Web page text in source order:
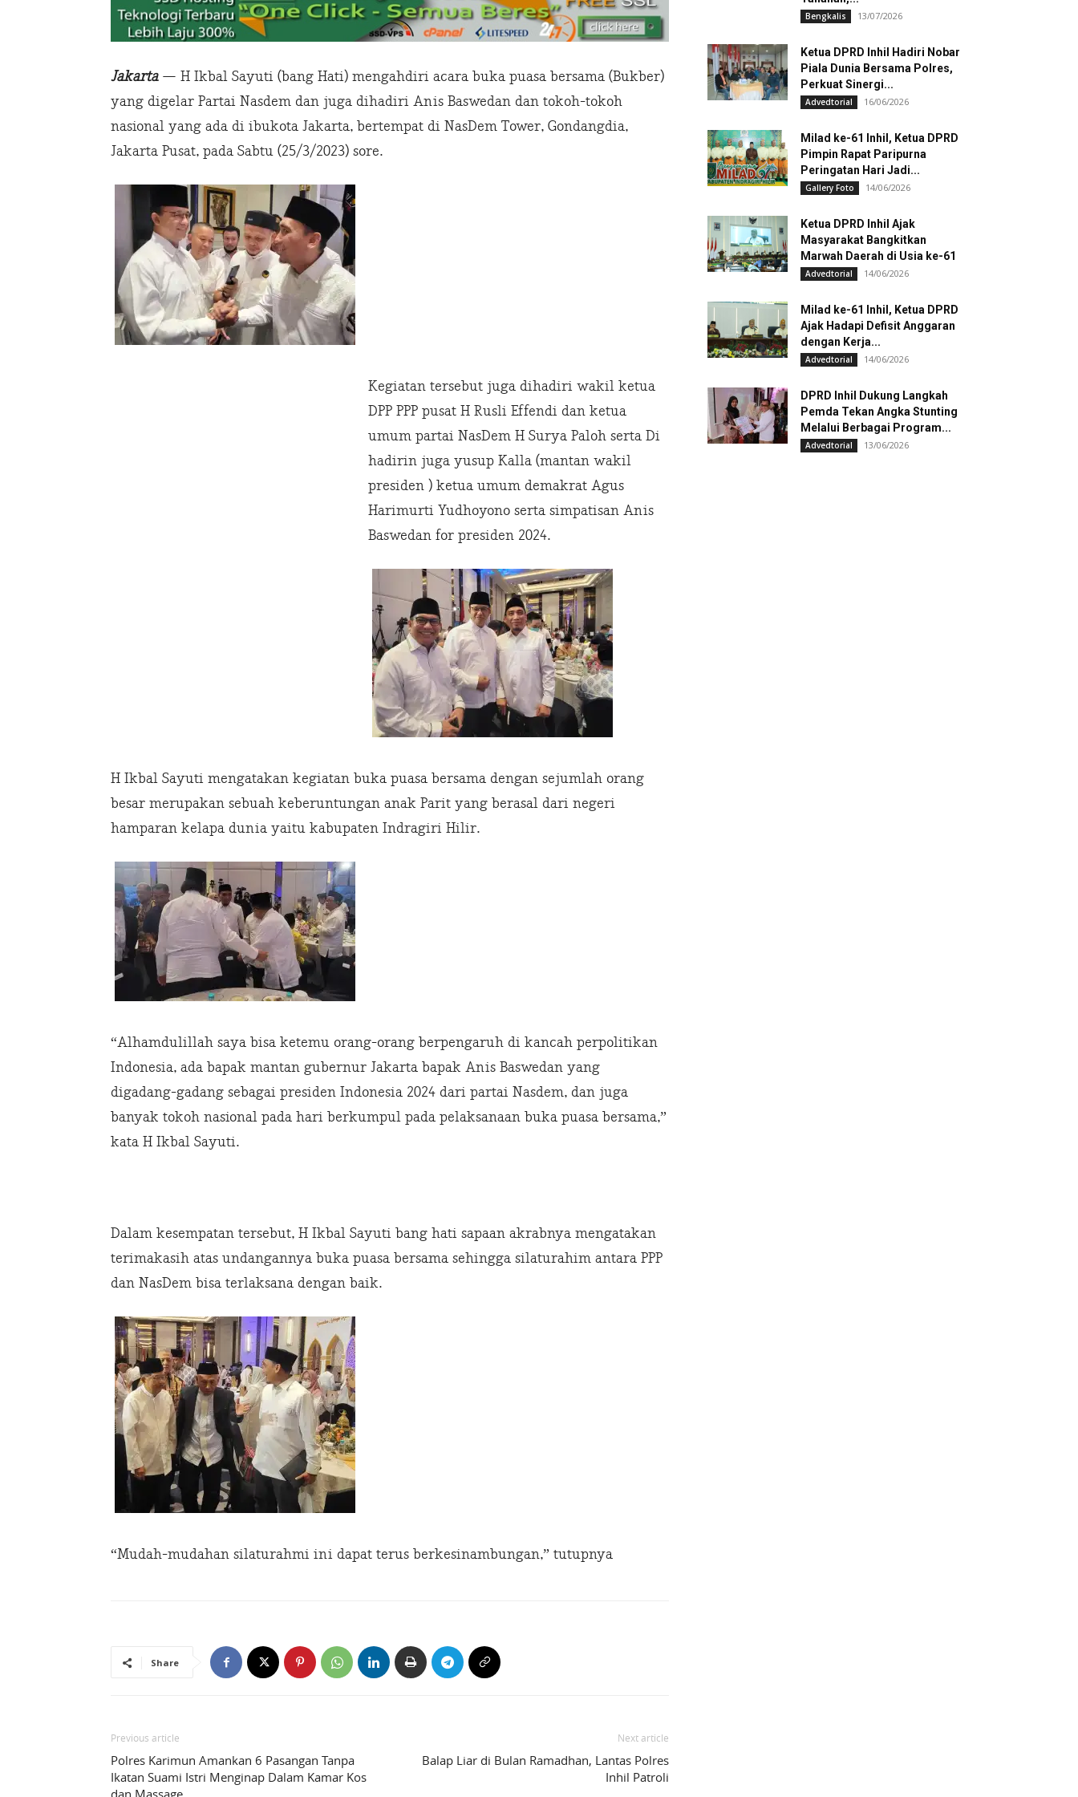
Jakarta— H Ikbal Sayuti (bang Hati) mengahdiri acara buka puasa bersama (Bukber)
yang digelar Partai Nasdem dan juga dihadiri Anis Baswedan dan tokoh-tokoh
nasional yang ada di ibukota Jakarta, bertempat di NasDem Tower, Gondangdia,
Jakarta Pusat, pada Sabtu (25/3/2023) sore.
Kegiatan tersebut juga dihadiri wakil ketua
DPP PPP pusat H Rusli Effendi dan ketua
umum partai NasDem H Surya Paloh serta Di
hadirin juga yusup Kalla (mantan wakil
presiden ) ketua umum demakrat Agus
Harimurti Yudhoyono serta simpatisan Anis
Baswedan for presiden 2024.
H Ikbal Sayuti mengatakan kegiatan buka puasa bersama dengan sejumlah orang
besar merupakan sebuah keberuntungan anak Parit yang berasal dari negeri
hamparan kelapa dunia yaitu kabupaten Indragiri Hilir.
“Alhamdulillah saya bisa ketemu orang-orang berpengaruh di kancah perpolitikan
Indonesia, ada bapak mantan gubernur Jakarta bapak Anis Baswedan yang
digadang-gadang sebagai presiden Indonesia 2024 dari partai Nasdem, dan juga
banyak tokoh nasional pada hari berkumpul pada pelaksanaan buka puasa bersama,”
kata H Ikbal Sayuti.
Dalam kesempatan tersebut, H Ikbal Sayuti bang hati sapaan akrabnya mengatakan
terimakasih atas undangannya buka puasa bersama sehingga silaturahim antara PPP
dan NasDem bisa terlaksana dengan baik.
“Mudah-mudahan silaturahmi ini dapat terus berkesinambungan,” tutupnya
Share
Previous article
Polres Karimun Amankan 6 Pasangan Tanpa
Ikatan Suami Istri Menginap Dalam Kamar Kos
Next article
Balap Liar di Bulan Ramadhan, Lantas Polres
Inhil Patroli
Bengkalis 13/07/2026
Ketua DPRD Inhil Hadiri Nobar
Piala Dunia Bersama Polres,
Perkuat Sinergi...
Advedtorial 16/06/2026
Milad ke-61 Inhil, Ketua DPRD
Pimpin Rapat Paripurna
Peringatan Hari Jadi...
Gallery Foto 14/06/2026
Ketua DPRD Inhil Ajak
Masyarakat Bangkitkan
Marwah Daerah di Usia ke-61
Advedtorial 14/06/2026
Milad ke-61 Inhil, Ketua DPRD
Ajak Hadapi Defisit Anggaran
dengan Kerja...
Advedtorial 14/06/2026
DPRD Inhil Dukung Langkah
Pemda Tekan Angka Stunting
Melalui Berbagai Program...
Advedtorial 13/06/2026